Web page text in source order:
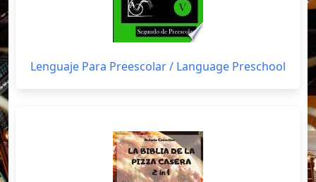
Lenguaje Para Preescolar / Language Preschool